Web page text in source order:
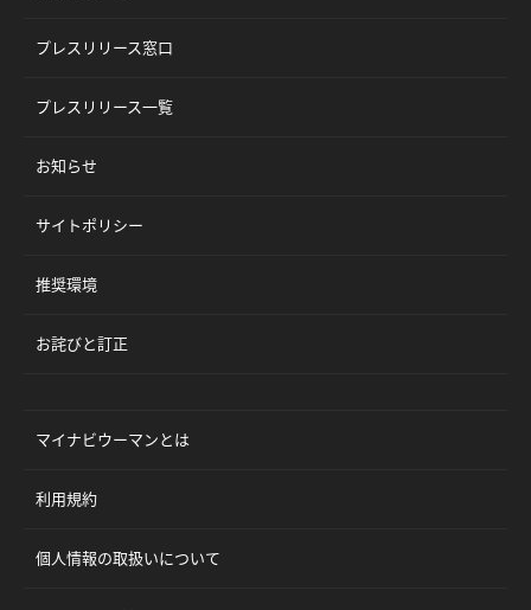
プレスリリース窓口
プレスリリース一覧
お知らせ
サイトポリシー
推奨環境
お詫びと訂正
マイナビウーマンとは
利用規約
個人情報の取扱いについて